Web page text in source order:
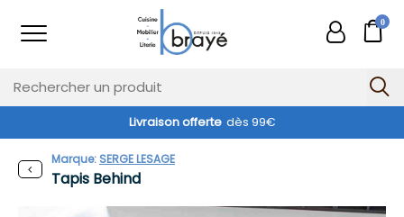
0
Livraison offerte dès 99€
Tapis Behind
Marque: SERGE LESAGE